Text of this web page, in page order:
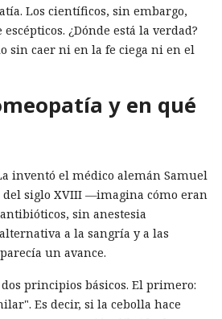
Los científicos, sin embargo,
¿Dónde está la verdad?
sin caer ni en la fe ciega ni en el
y en qué
inventó el médico alemán Samuel
siglo XVIII —imagina cómo eran
sin anestesia
a la sangría y a las
un avance.
principios básicos. El primero:
Es decir, si la cebolla hace